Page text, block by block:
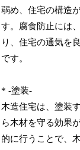
弱め、住宅の構造
す。腐食防止には
り、住宅の通気を
です。
* -塗装-
木造住宅は、塗装
ら木材を守る効果
的に行うことで、